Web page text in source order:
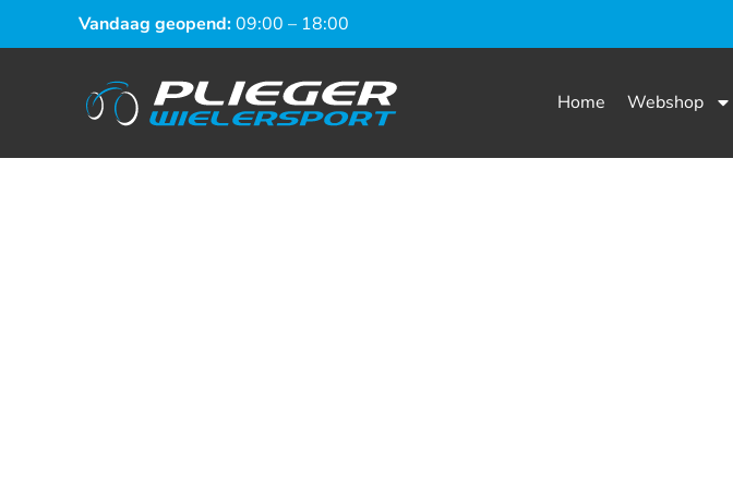
Vandaag geopend:09:00 – 18:00
Home Webshop